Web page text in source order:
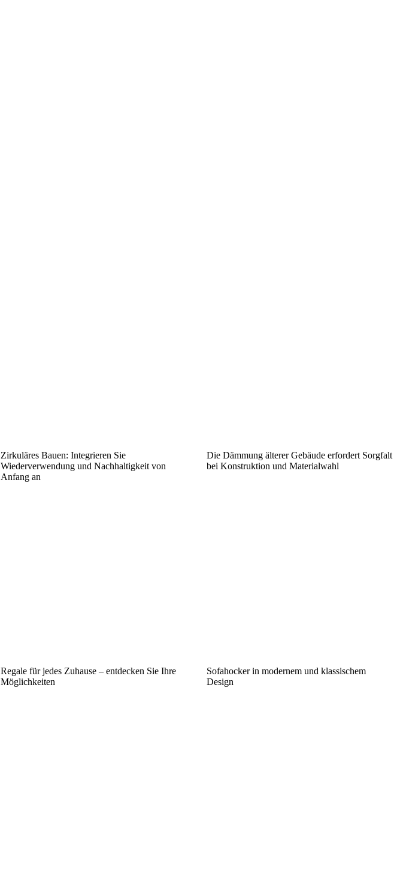
Zirkuläres Bauen: Integrieren Sie
Wiederverwendung und Nachhaltigkeit von
Anfang an
Die Dämmung älterer Gebäude erfordert Sorgfalt
bei Konstruktion und Materialwahl
Regale für jedes Zuhause – entdecken Sie Ihre
Möglichkeiten
Sofahocker in modernem und klassischem
Design